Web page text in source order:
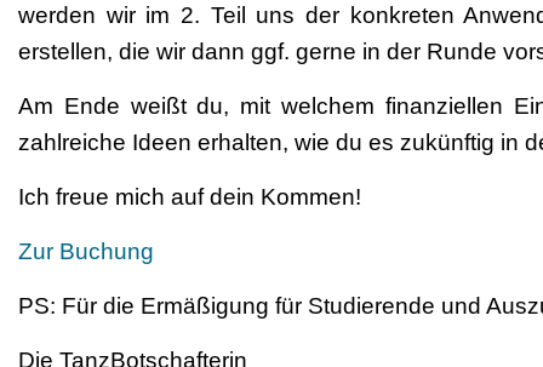
werden wir im 2. Teil uns der konkreten
erstellen, die wir dann ggf. gerne in der Runde
Am Ende weißt du, mit welchem finanziellen
zahlreiche Ideen erhalten, wie du es zukünftig in
Ich freue mich auf dein Kommen!
Zur Buchung
PS: Für die Ermäßigung für Studierende und
Die TanzBotschafterin